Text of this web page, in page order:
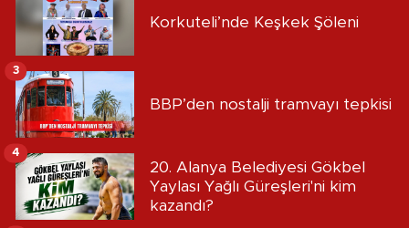
Korkuteli’nde Keşkek Şöleni
BBP’den nostalji tramvayı tepkisi
3
20. Alanya Belediyesi Gökbel
Yaylası Yağlı Güreşleri'ni kim
kazandı?
4